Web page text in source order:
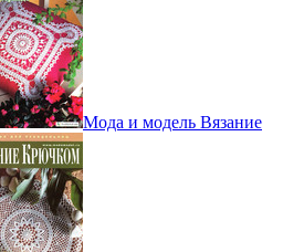
Мода и модель Вязание